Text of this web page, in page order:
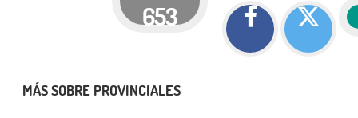
653
MÁS SOBRE PROVINCIALES